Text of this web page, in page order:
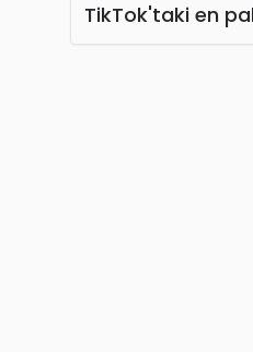
TikTok'taki en